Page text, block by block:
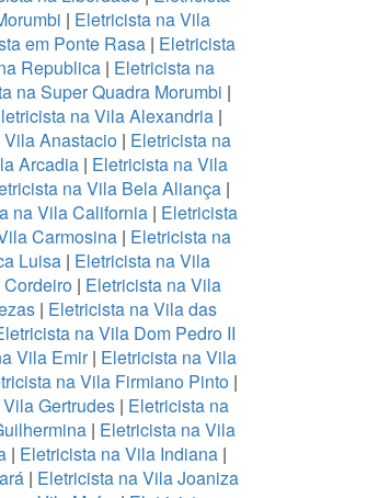
| Eletricista na Vila
em Ponte Rasa | Eletricista
Republica| Eletricista na
na Super Quadra Morumbi |
na Vila Alexandria |
Anastacio| Eletricista na
Arcadia | Eletricista na Vila
na Vila Bela Aliança |
na Vila California | Eletricista
Carmosina| Eletricista na
Luisa | Eletricista na Vila
| Eletricista na Vila
| Eletricista na Vila das
na Vila Dom Pedro II
Vila Emir| Eletricista na Vila
na Vila Firmiano Pinto|
Gertrudes| Eletricista na
| Eletricista na Vila
| Eletricista na Vila Indiana|
| Eletricista na Vila Joaniza